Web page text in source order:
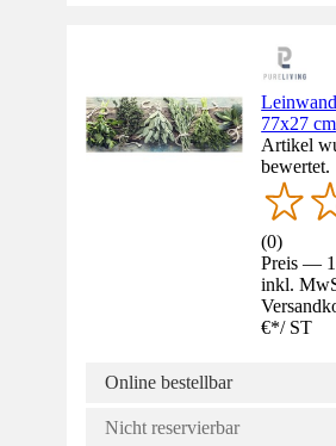
77x27 cm
Artikel
bewertet.
(0)
Preis —
inkl.
€*/ ST
Online bestellbar
Nicht reservierbar